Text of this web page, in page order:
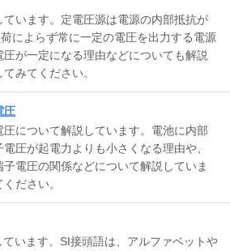
います。定電圧源は電源の内部抵抗が
によらず常に一定の電圧を出力する電源
が一定になる理由などについても解説
みてください。
圧
について解説しています。電池に内部
圧が起電力よりも小さくなる理由や、
電圧の関係などについて解説していま
ださい。
います。SI接頭語は、アルファベットや